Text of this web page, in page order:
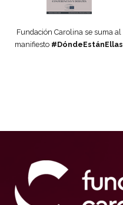
Fundación Carolina se suma al
manifiesto #DóndeEstánEllas